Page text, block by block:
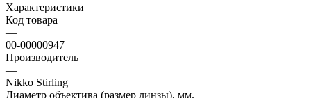
Характеристики
Код товара
—
00-00000947
Производитель
—
Nikko Stirling
Диаметр объектива (размер линзы), мм.